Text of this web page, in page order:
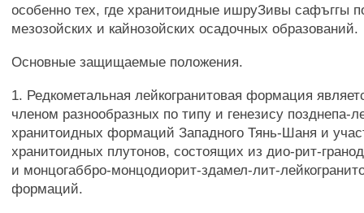
особенно тех, где хранитоидные ишруЗивы сафъггы
мезозойских и кайнозойских осадочных образований.
Основные защищаемые положения.
1. Редкометальная лейкогранитовая формация
членом разнообразных по типу и генезису позднепа-
хранитоидных формаций Западного Тянь-Шаня и
хранитоидных плутонов, состоящих из дио-рит-
и монцогаббро-монцодиорит-здамел-лит-
формаций.